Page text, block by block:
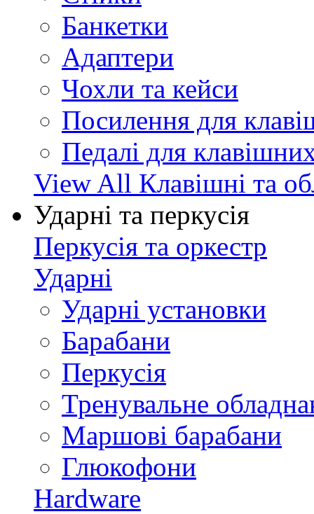
Банкетки
Адаптери
Чохли та кейси
Посилення для
Педалі для
View All Клавішні та
Ударні та перкусія
Перкусія та оркестр
Ударні
Ударні установки
Барабани
Перкусія
Тренувальне
Маршові барабани
Глюкофони
Hardware